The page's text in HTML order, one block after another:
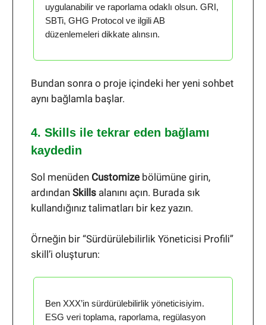
uygulanabilir ve raporlama odaklı olsun. GRI,
SBTi, GHG Protocol ve ilgili AB
düzenlemeleri dikkate alınsın.
Bundan sonra o proje içindeki her yeni sohbet
aynı bağlamla başlar.
4. Skills ile tekrar eden bağlamı
kaydedin
Sol menüden Customize bölümüne girin,
ardından Skills alanını açın. Burada sık
kullandığınız talimatları bir kez yazın.
Örneğin bir “Sürdürülebilirlik Yöneticisi Profili”
skill’i oluşturun:
Ben XXX’in sürdürülebilirlik yöneticisiyim.
ESG veri toplama, raporlama, regülasyon